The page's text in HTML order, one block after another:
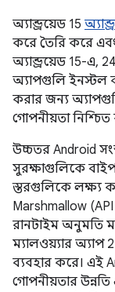
অ্যান্ড্রয়েড 15
করে তৈরি করে
অ্যান্ড্রয়েড 15-এ,
অ্যাপগুলি ইনস্টল
করার জন্য
গোপনীয়তা
উচ্চতর Android
সুরক্ষাগুলিকে
স্তরগুলিকে লক্ষ্য
Marshmallow (API
রানটাইম অনুমতি
ম্যালওয়্যার অ্যাপ
ব্যবহার করে। এই
গোপনীয়তার